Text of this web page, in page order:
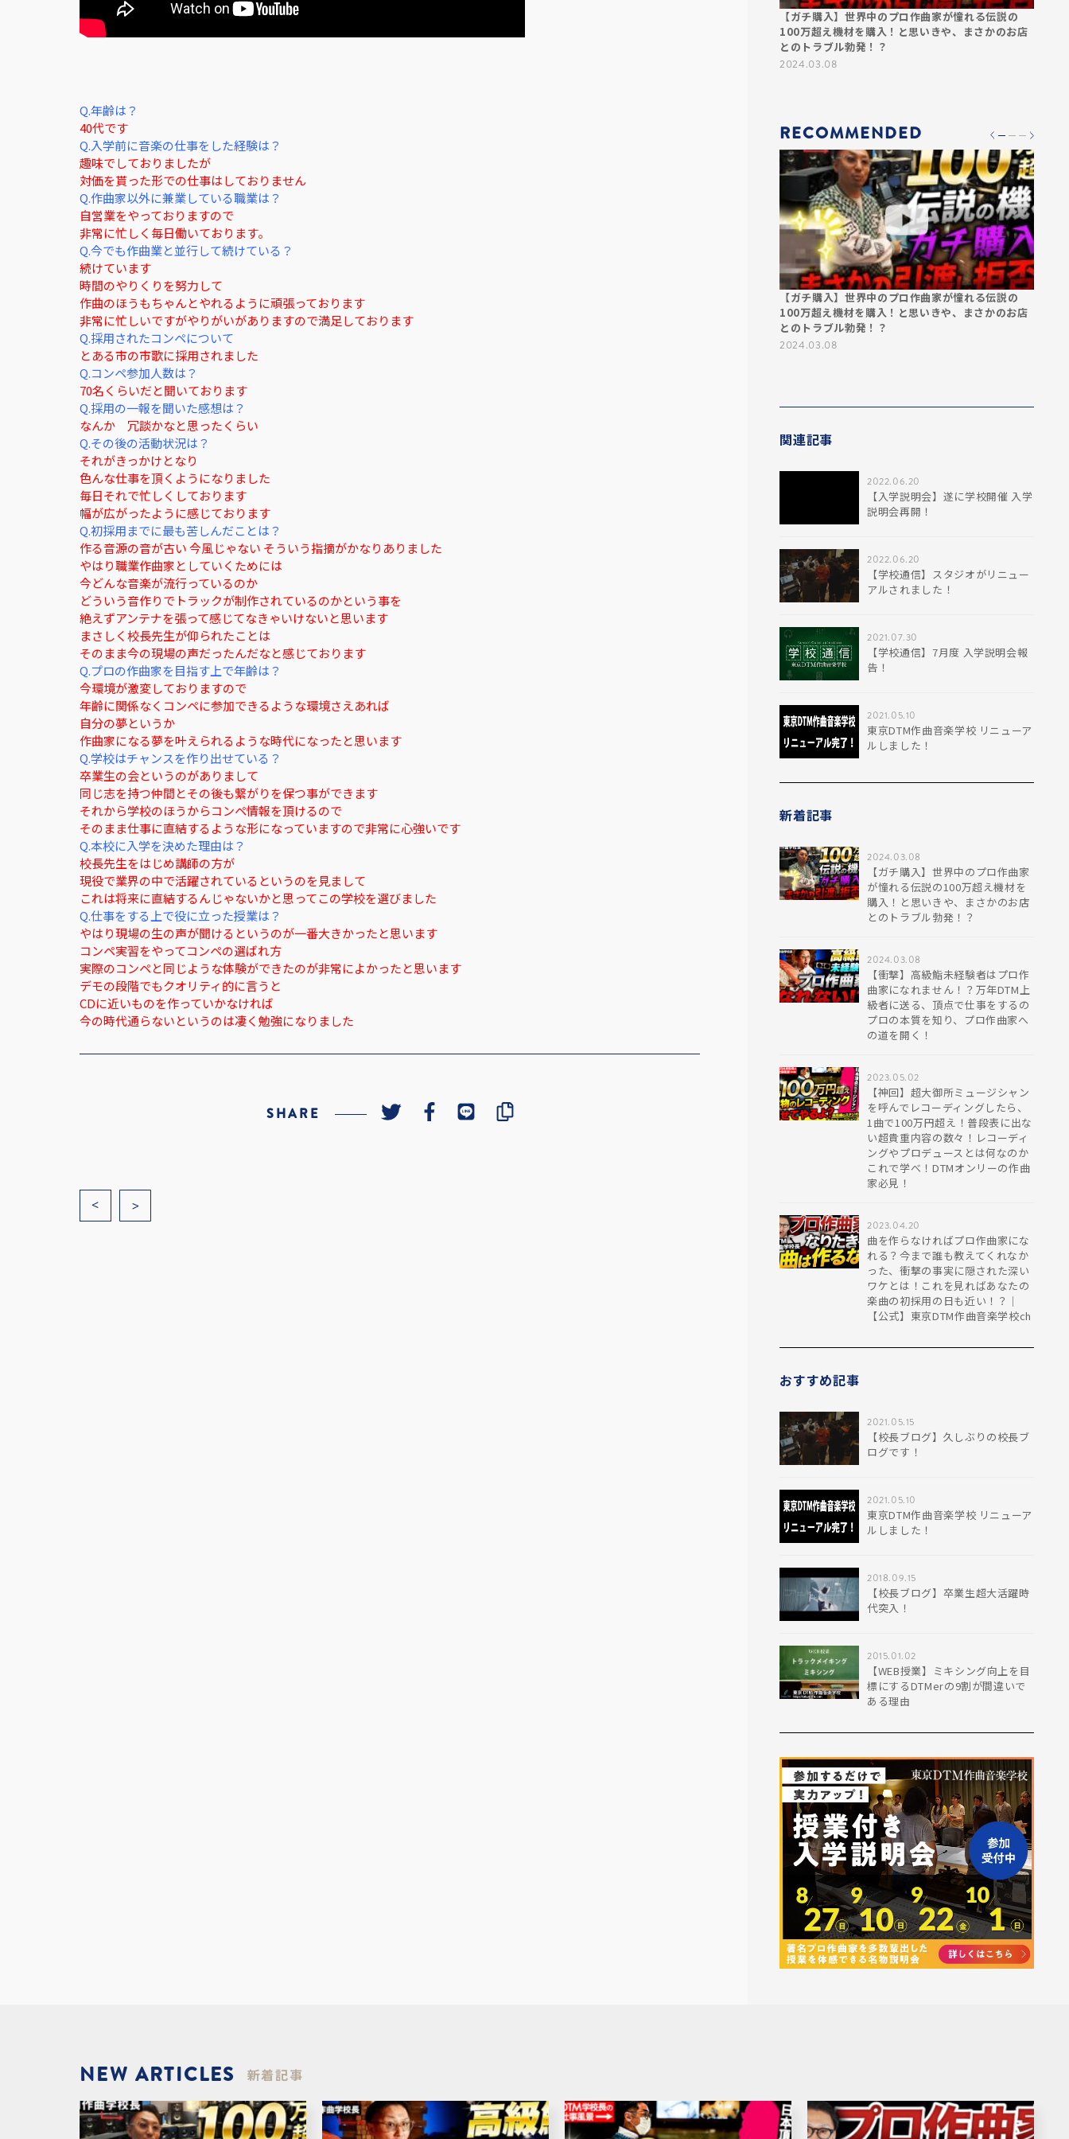
Q.年齢は？
40代です
Q.入学前に音楽の仕事をした経験は？
趣味でしておりましたが
対価を貰った形での仕事はしておりません
Q.作曲家以外に兼業している職業は？
自営業をやっておりますので
非常に忙しく毎日働いております。
Q.今でも作曲業と並行して続けている？
続けています
時間のやりくりを努力して
作曲のほうもちゃんとやれるように頑張っております
非常に忙しいですがやりがいがありますので満足しております
Q.採用されたコンペについて
とある市の市歌に採用されました
Q.コンペ参加人数は？
70名くらいだと聞いております
Q.採用の一報を聞いた感想は？
なんか 冗談かなと思ったくらい
Q.その後の活動状況は？
それがきっかけとなり
色んな仕事を頂くようになりました
毎日それで忙しくしております
幅が広がったように感じております
Q.初採用までに最も苦しんだことは？
作る音源の音が古い 今風じゃない そういう指摘がかなりありました
やはり職業作曲家としていくためには
今どんな音楽が流行っているのか
どういう音作りでトラックが制作されているのかという事を
絶えずアンテナを張って感じてなきゃいけないと思います
まさしく校長先生が仰られたことは
そのまま今の現場の声だったんだなと感じております
Q.プロの作曲家を目指す上で年齢は？
今環境が激変しておりますので
年齢に関係なくコンペに参加できるような環境さえあれば
自分の夢というか
作曲家になる夢を叶えられるような時代になったと思います
Q.学校はチャンスを作り出せている？
卒業生の会というのがありまして
同じ志を持つ仲間とその後も繋がりを保つ事ができます
それから学校のほうからコンペ情報を頂けるので
そのまま仕事に直結するような形になっていますので非常に心強いです
Q.本校に入学を決めた理由は？
校長先生をはじめ講師の方が
現役で業界の中で活躍されているというのを見まして
これは将来に直結するんじゃないかと思ってこの学校を選びました
Q.仕事をする上で役に立った授業は？
やはり現場の生の声が聞けるというのが一番大きかったと思います
コンペ実習をやってコンペの選ばれ方
実際のコンペと同じような体験ができたのが非常によかったと思います
デモの段階でもクオリティ的に言うと
CDに近いものを作っていかなければ
今の時代通らないというのは凄く勉強になりました
SHARE
【ガチ購入】世界中のプロ作曲家が憧れる伝説の
100万超え機材を購入！と思いきや、まさかのお店
とのトラブル勃発！？
2024.03.08
RECOMMENDED
【ガチ購入】世界中のプロ作曲家が憧れる伝説の
100万超え機材を購入！と思いきや、まさかのお店
とのトラブル勃発！？
2024.03.08
関連記事
2022.06.20
【入学説明会】遂に学校開催 入学
説明会再開！
2022.06.20
【学校通信】スタジオがリニュー
アルされました！
2021.07.30
【学校通信】7月度 入学説明会報
告！
2021.05.10
東京DTM作曲音楽学校 リニューア
ルしました！
新着記事
2024.03.08
【ガチ購入】世界中のプロ作曲家
が憧れる伝説の100万超え機材を
購入！と思いきや、まさかのお店
とのトラブル勃発！？
2024.03.08
【衝撃】高級鮨未経験者はプロ作
曲家になれません！？万年DTM上
級者に送る、頂点で仕事をするの
プロの本質を知り、プロ作曲家へ
の道を開く！
2023.05.02
【神回】超大御所ミュージシャン
を呼んでレコーディングしたら、
1曲で100万円超え！普段表に出な
い超貴重内容の数々！レコーディ
ングやプロデュースとは何なのか
これで学べ！DTMオンリーの作曲
家必見！
2023.04.20
曲を作らなければプロ作曲家にな
れる？今まで誰も教えてくれなか
った、衝撃の事実に隠された深い
ワケとは！これを見ればあなたの
楽曲の初採用の日も近い！？｜
【公式】東京DTM作曲音楽学校ch
おすすめ記事
2021.05.15
【校長ブログ】久しぶりの校長ブ
ログです！
2021.05.10
東京DTM作曲音楽学校 リニューア
ルしました！
2018.09.15
【校長ブログ】卒業生超大活躍時
代突入！
2015.01.02
【WEB授業】ミキシング向上を目
標にするDTMerの9割が間違いで
ある理由
NEW ARTICLES 新着記事